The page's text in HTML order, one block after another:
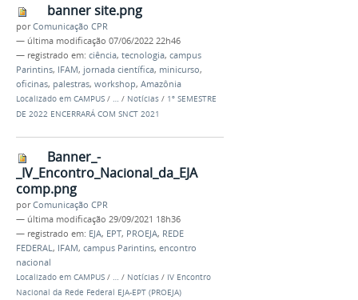
banner site.png
porComunicação CPR
— última modificação 07/06/2022 22h46
— registrado em: ciência, tecnologia, campus
Parintins, IFAM, jornada científica, minicurso,
oficinas, palestras, workshop, Amazônia
Localizado em CAMPUS / … / Notícias / 1º SEMESTRE
DE 2022 ENCERRARÁ COM SNCT 2021
Banner_-
_IV_Encontro_Nacional_da_EJA
comp.png
porComunicação CPR
— última modificação 29/09/2021 18h36
— registrado em: EJA, EPT, PROEJA, REDE
FEDERAL , IFAM, campus Parintins, encontro
nacional
Localizado em CAMPUS / / Notícias / IV Encontro
Nacional da Rede Federal EJA-EPT (PROEJA)